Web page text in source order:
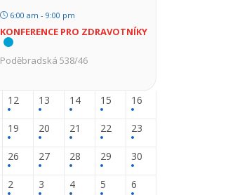
6:00 am - 9:00 pm
KONFERENCE PRO ZDRAVOTNÍKY
Poděbradská 538/46
12 13 14 15 16
19 20 21 22 23
26 27 28 29 30
2 3 4 5 6